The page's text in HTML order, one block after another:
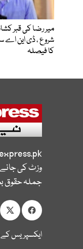
میر رضا کی قبر
شروع ، ڈی این اے
کا فیصلہ
وزٹ کی
جملہ حقوق
ایکسپریس